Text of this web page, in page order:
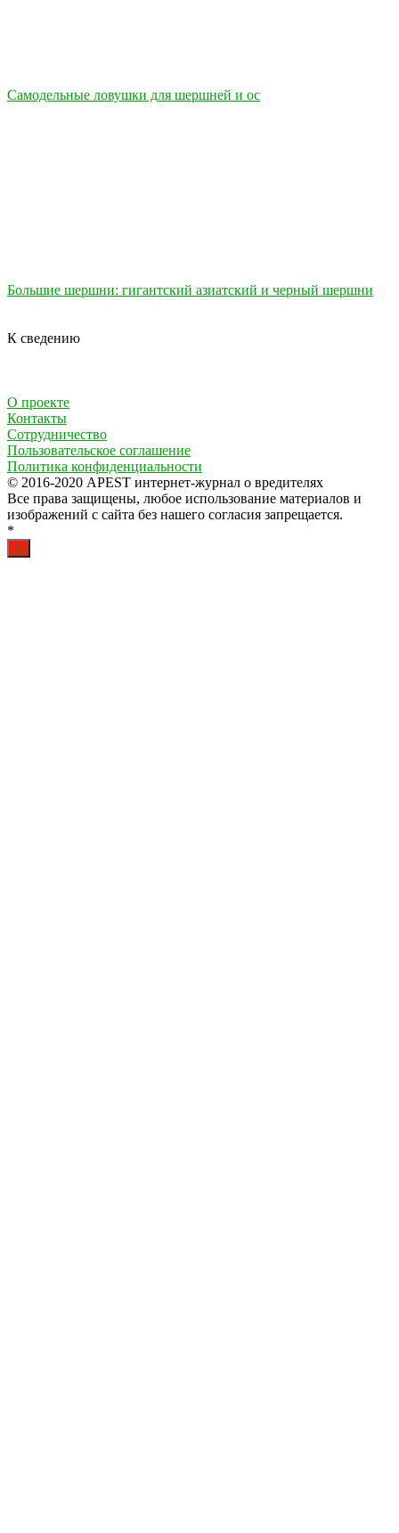
Самодельные ловушки для шершней и ос
Большие шершни: гигантский азиатский и черный шершни
К сведению
О проекте
Контакты
Сотрудничество
Пользовательское соглашение
Политика конфиденциальности
© 2016-2020 APEST интернет-журнал о вредителях
Все права защищены, любое использование материалов и
изображений с сайта без нашего согласия запрещается.
*